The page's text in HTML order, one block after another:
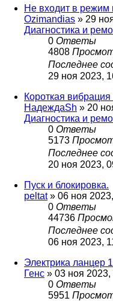
Не входит в режим
Ozimandias » 29
Диагностика и
0 Ответы
4808
Последнее
29 ноя 2023,
Короткая
НадеждаSh » 20
Диагностика и
0 Ответы
5173
Последнее
20 ноя 2023,
Пуск и блокировка.
peltat» 06 ноя
0 Ответы
44736
Последнее
06 ноя 2023,
Электрика ланцер
Генс » 03 ноя 2023,
0 Ответы
5951